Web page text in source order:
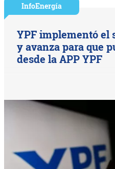
InfoEnergía
YPF implementó el
y avanza para que
desde la APP YPF